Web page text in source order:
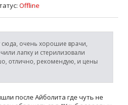
Offline
очень хорошие врачи,
лапку и стерилизовали
отлично, рекомендую, и цены
после Айболита где чуть не